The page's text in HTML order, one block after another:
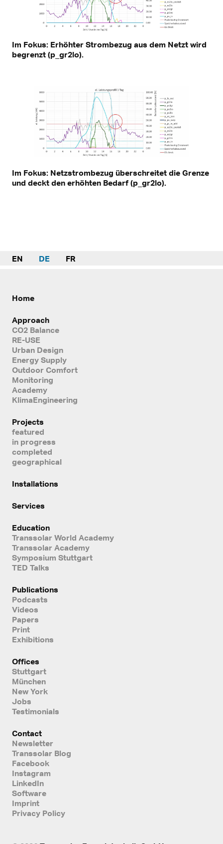
Im Fokus: Erhöhter Strombezug aus dem Netzt wird
begrenzt (p_gr2lo).
Im Fokus: Netzstrombezug überschreitet die Grenze
und deckt den erhöhten Bedarf (p_gr2lo).
EN DE FR
Home
Approach
CO2 Balance
RE-USE
Urban Design
Energy Supply
Outdoor Comfort
Monitoring
Academy
KlimaEngineering
Projects
featured
in progress
completed
geographical
Installations
Services
Education
Transsolar World Academy
Transsolar Academy
Symposium Stuttgart
TED Talks
Publications
Podcasts
Videos
Papers
Print
Exhibitions
Offices
Stuttgart
München
New York
Jobs
Testimonials
Contact
Newsletter
Transsolar Blog
Facebook
Instagram
LinkedIn
Software
Imprint
Privacy Policy